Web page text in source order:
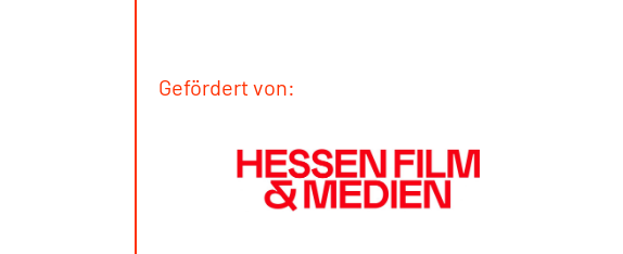
Gefördert von: